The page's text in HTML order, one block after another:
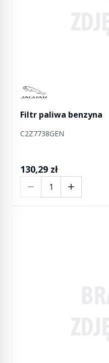
Manufactured by Jaguar
Filtr paliwa benzyna
C2Z7738GEN
130,29 zł